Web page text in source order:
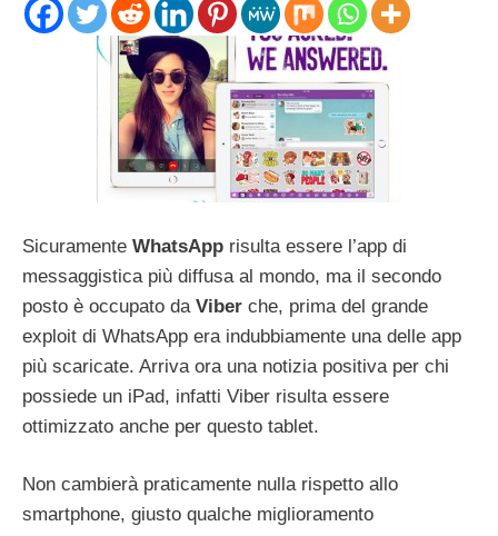
Sicuramente WhatsApp risulta essere l’app di
messaggistica più diffusa al mondo, ma il secondo
posto è occupato da Viber che, prima del grande
exploit di WhatsApp era indubbiamente una delle app
più scaricate. Arriva ora una notizia positiva per chi
possiede un iPad, infatti Viber risulta essere
ottimizzato anche per questo tablet.
Non cambierà praticamente nulla rispetto allo
smartphone, giusto qualche miglioramento